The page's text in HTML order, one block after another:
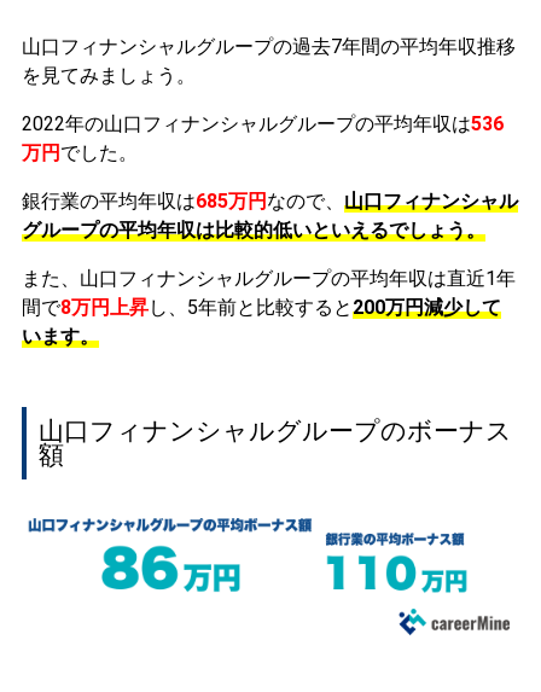
山口フィナンシャルグループの過去7年間の平均年収推移
を見てみましょう。
2022年の山口フィナンシャルグループの平均年収は536
万円 でした。
銀行業の平均年収は685万円 なので、 山口フィナンシャル
グループの平均年収は比較的低いといえるでしょう。
また、山口フィナンシャルグループの平均年収は直近1年
間で8万円上昇し、5年前と比較すると200万円減少して
います。
山口フィナンシャルグループのボーナス
額